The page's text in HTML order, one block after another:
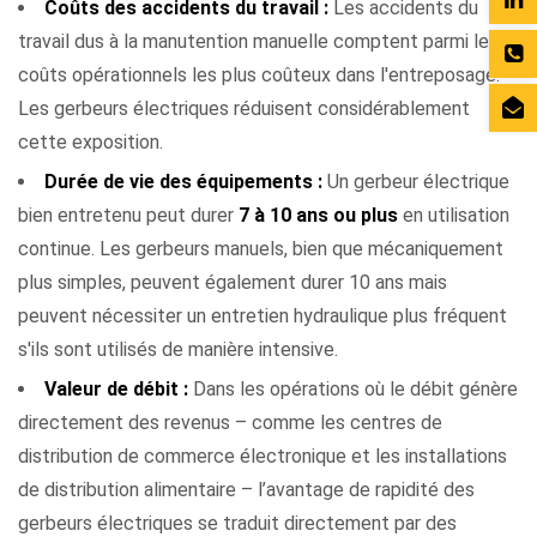
Coûts des accidents du travail : Les accidents du
travail dus à la manutention manuelle comptent parmi les
coûts opérationnels les plus coûteux dans l'entreposage.
Les gerbeurs électriques réduisent considérablement
cette exposition.
Durée de vie des équipements : Un gerbeur électrique
bien entretenu peut durer 7 à 10 ans ou plus en utilisation
continue. Les gerbeurs manuels, bien que mécaniquement
plus simples, peuvent également durer 10 ans mais
peuvent nécessiter un entretien hydraulique plus fréquent
s'ils sont utilisés de manière intensive.
Valeur de débit : Dans les opérations où le débit génère
directement des revenus – comme les centres de
distribution de commerce électronique et les installations
de distribution alimentaire – l’avantage de rapidité des
gerbeurs électriques se traduit directement par des